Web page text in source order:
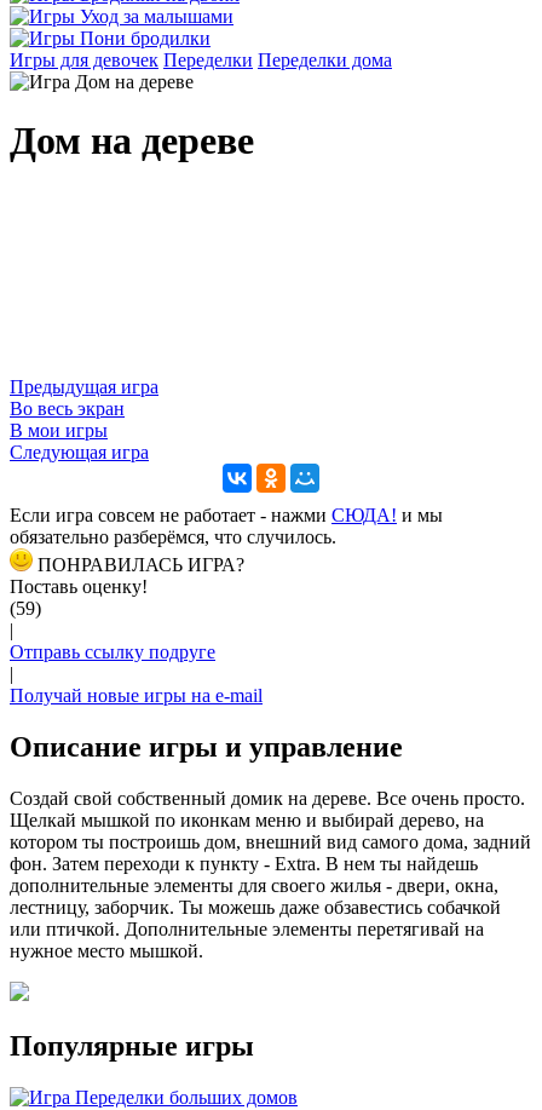
Игры для девочек Переделки Переделки дома
Дом на дереве
Предыдущая игра
Во весь экран
В мои игры
Следующая игра
Если игра совсем не работает - нажми CЮДА! и мы
обязательно разберёмся, что случилось.
ПОНРАВИЛАСЬ ИГРА?
Поставь оценку!
(59)
|
Отправь ссылку подруге
|
Получай новые игры на e-mail
Описание игры и управление
Создай свой собственный домик на дереве. Все очень просто.
Щелкай мышкой по иконкам меню и выбирай дерево, на
котором ты построишь дом, внешний вид самого дома, задний
фон. Затем переходи к пункту - Extra. В нем ты найдешь
дополнительные элементы для своего жилья - двери, окна,
лестницу, заборчик. Ты можешь даже обзавестись собачкой
или птичкой. Дополнительные элементы перетягивай на
нужное место мышкой.
Популярные игры